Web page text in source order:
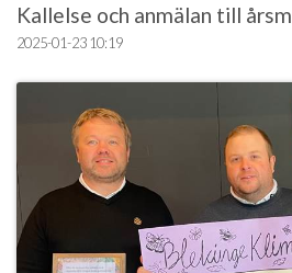
Kallelse och anmälan till
2025-01-2310:19